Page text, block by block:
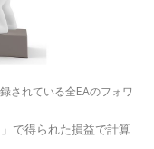
されている全EAのフォワ
で得られた損益で計算